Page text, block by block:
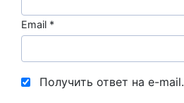
Email *
Получить ответ на e-mail.